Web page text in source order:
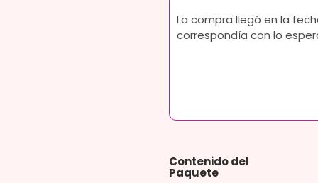
La compra llegó en la
correspondía con lo
Contenido del
Paquete